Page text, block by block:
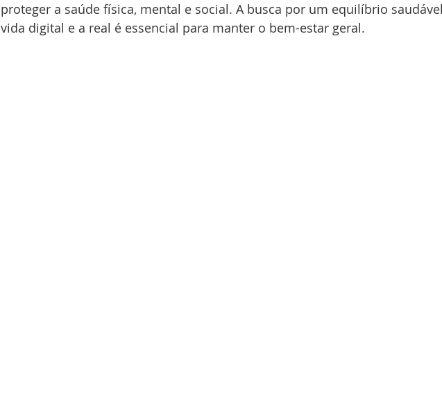
proteger a saúde física, mental e social. A busca por um equilíbrio
vida digital e a real é essencial para manter o bem-estar geral.